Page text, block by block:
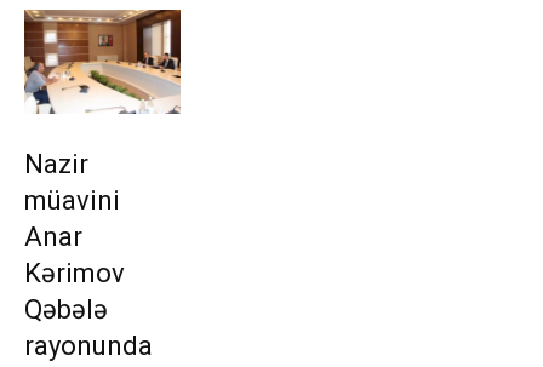
Nazir
müavini
Anar
Kərimov
Qəbələ
rayonunda